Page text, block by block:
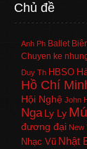
Chủ đề
Anh Ph Ballet
Chuyen ke
Duy Th HBSO
Hồ Chí
Hội Nghệ John
Nga Ly Ly
đương đại New
Nhạc Vũ Nhật